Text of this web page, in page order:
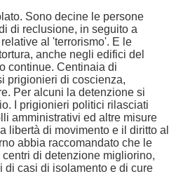
Sono decine le persone
di reclusione, in seguito a
al 'terrorismo'. E le
anche negli edifici del
continue. Centinaia di
prigionieri di coscienza,
Per alcuni la detenzione si
I prigionieri politici rilasciati
amministrativi ed altre misure
libertà di movimento e il diritto al
abbia raccomandato che le
di detenzione migliorino,
casi di isolamento e di cure